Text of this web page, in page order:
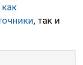
, так и